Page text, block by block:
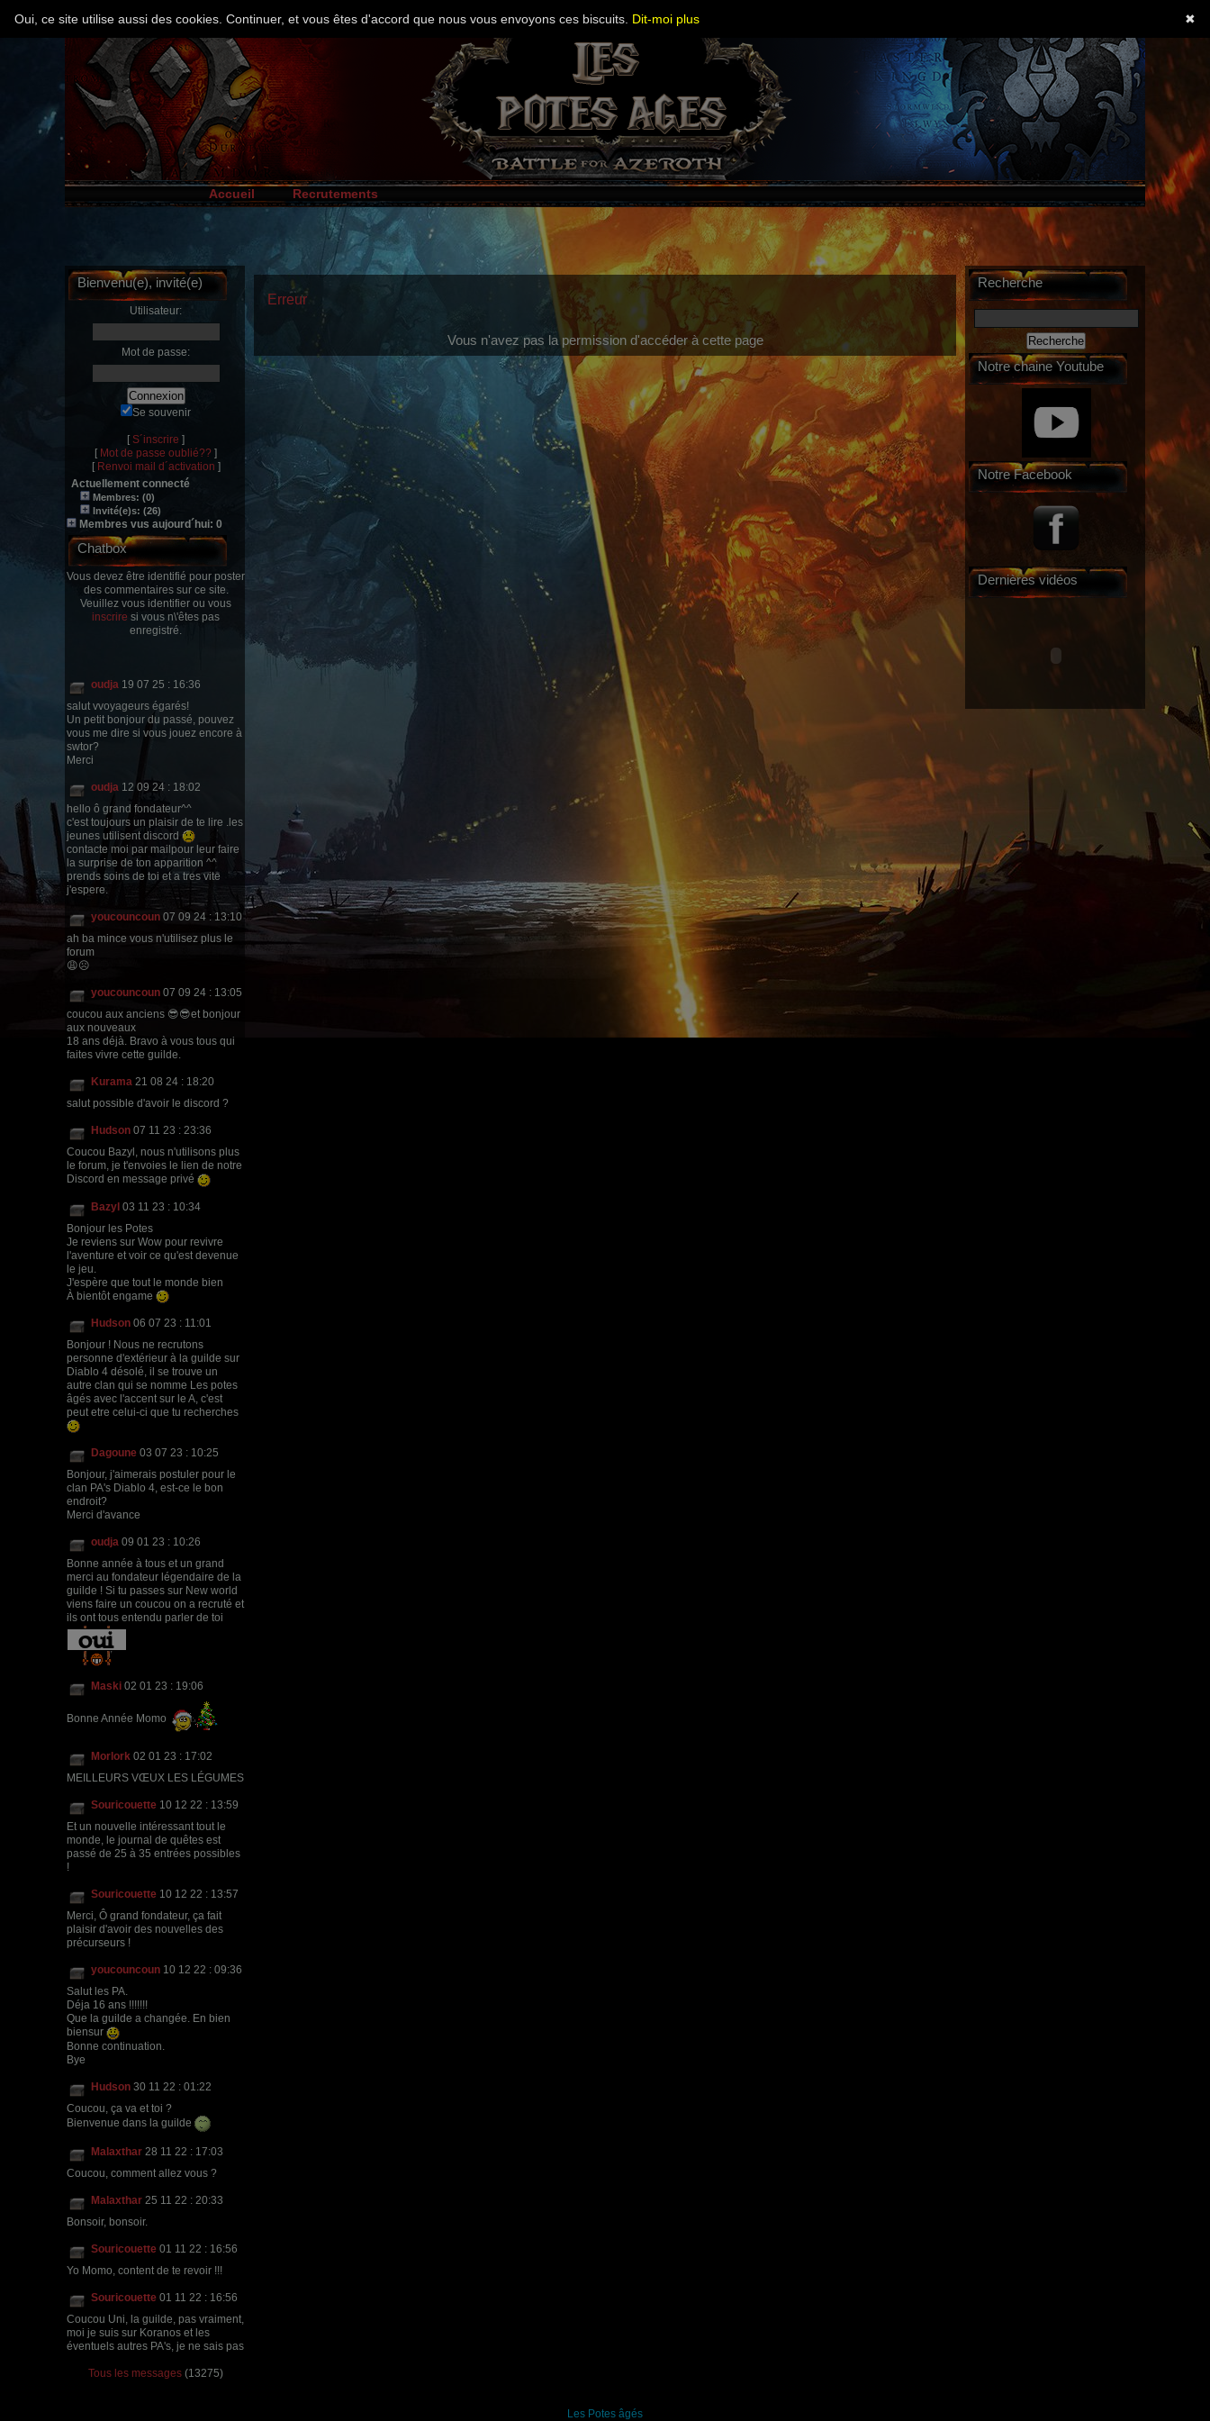
Accueil Recrutements
Bienvenu(e), invité(e)
Utilisateur:
Mot de passe:
Se souvenir
[ S´inscrire ]
[ Mot de passe oublié?? ]
[ Renvoi mail d´activation ]
Actuellement connecté
Membres: (0)
Invité(e)s: (26)
Membres vus aujourd´hui: 0
Chatbox
Vous devez être identifié pour poster
des commentaires sur ce site.
Veuillez vous identifier ou vous
inscrire si vous n\'êtes pas
enregistré.
oudja 19 07 25 : 16:36
salut vvoyageurs égarés!
Un petit bonjour du passé, pouvez
vous me dire si vous jouez encore à
swtor?
Merci
oudja 12 09 24 : 18:02
hello ô grand fondateur^^
c'est toujours un plaisir de te lire .les
jeunes utilisent discord
contacte moi par mailpour leur faire
la surprise de ton apparition ^^
prends soins de toi et a tres vite
j'espere.
youcouncoun 07 09 24 : 13:10
ah ba mince vous n'utilisez plus le
forum
😩☹
youcouncoun 07 09 24 : 13:05
coucou aux anciens 😎😎et bonjour
aux nouveaux
18 ans déjà. Bravo à vous tous qui
faites vivre cette guilde.
Kurama 21 08 24 : 18:20
salut possible d'avoir le discord ?
Hudson 07 11 23 : 23:36
Coucou Bazyl, nous n'utilisons plus
le forum, je t'envoies le lien de notre
Discord en message privé
Bazyl 03 11 23 : 10:34
Bonjour les Potes
Je reviens sur Wow pour revivre
l'aventure et voir ce qu'est devenue
le jeu.
J'espère que tout le monde bien
À bientôt engame
Hudson 06 07 23 : 11:01
Bonjour ! Nous ne recrutons
personne d'extérieur à la guilde sur
Diablo 4 désolé, il se trouve un
autre clan qui se nomme Les potes
âgés avec l'accent sur le A, c'est
peut etre celui-ci que tu recherches
Dagoune 03 07 23 : 10:25
Bonjour, j'aimerais postuler pour le
clan PA's Diablo 4, est-ce le bon
endroit?
Merci d'avance
oudja 09 01 23 : 10:26
Bonne année à tous et un grand
merci au fondateur légendaire de la
guilde ! Si tu passes sur New world
viens faire un coucou on a recruté et
ils ont tous entendu parler de toi
Maski 02 01 23 : 19:06
Bonne Année Momo
Morlork 02 01 23 : 17:02
MEILLEURS VŒUX LES LÉGUMES
Souricouette 10 12 22 : 13:59
Et un nouvelle intéressant tout le
monde, le journal de quêtes est
passé de 25 à 35 entrées possibles
!
Souricouette 10 12 22 : 13:57
Merci, Ô grand fondateur, ça fait
plaisir d'avoir des nouvelles des
précurseurs !
youcouncoun 10 12 22 : 09:36
Salut les PA.
Déja 16 ans !!!!!!!
Que la guilde a changée. En bien
biensur
Bonne continuation.
Bye
Hudson 30 11 22 : 01:22
Coucou, ça va et toi ?
Bienvenue dans la guilde
Malaxthar 28 11 22 : 17:03
Coucou, comment allez vous ?
Malaxthar 25 11 22 : 20:33
Bonsoir, bonsoir.
Souricouette 01 11 22 : 16:56
Yo Momo, content de te revoir !!!
Souricouette 01 11 22 : 16:56
Coucou Uni, la guilde, pas vraiment,
moi je suis sur Koranos et les
éventuels autres PA's, je ne sais pas
Tous les messages (13275)
Erreur
Vous n'avez pas la permission d'accéder à cette page
Recherche
Notre chaine Youtube
Notre Facebook
Dernières vidéos
Les Potes âgés
✖
Oui, ce site utilise aussi des cookies. Continuer, et vous êtes d'accord que nous vous envoyons ces biscuits. Dit-moi plus